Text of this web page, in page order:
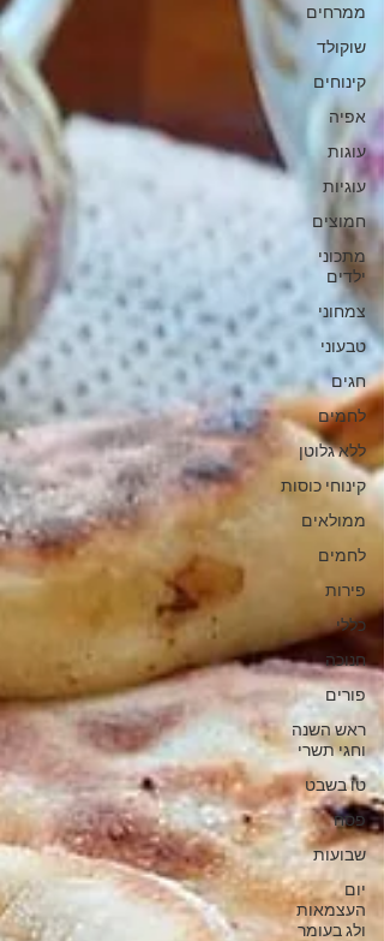
ממרחים
שוקולד
קינוחים
אפיה
עוגות
עוגיות
חמוצים
מתכוני
ילדים
צמחוני
טבעוני
חגים
לחמים
ללא גלוטן
קינוחי כוסות
ממולאים
לחמים
פירות
כללי
חנוכה
פורים
ראש השנה
וחגי תשרי
טו בשבט
פסח
שבועות
יום
העצמאות
ולג בעומר